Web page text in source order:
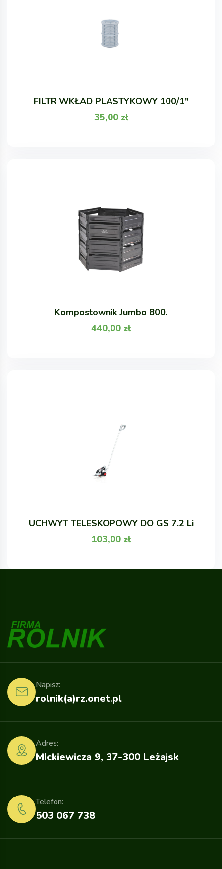
FILTR WKŁAD PLASTYKOWY 100/1"
35,00 zł
Kompostownik Jumbo 800.
440,00 zł
UCHWYT TELESKOPOWY DO GS 7.2 Li
103,00 zł
rolnik(a)rz.onet.pl
Napisz:
Mickiewicza 9, 37-300 Leżajsk
Adres:
503 067 738
Telefon: